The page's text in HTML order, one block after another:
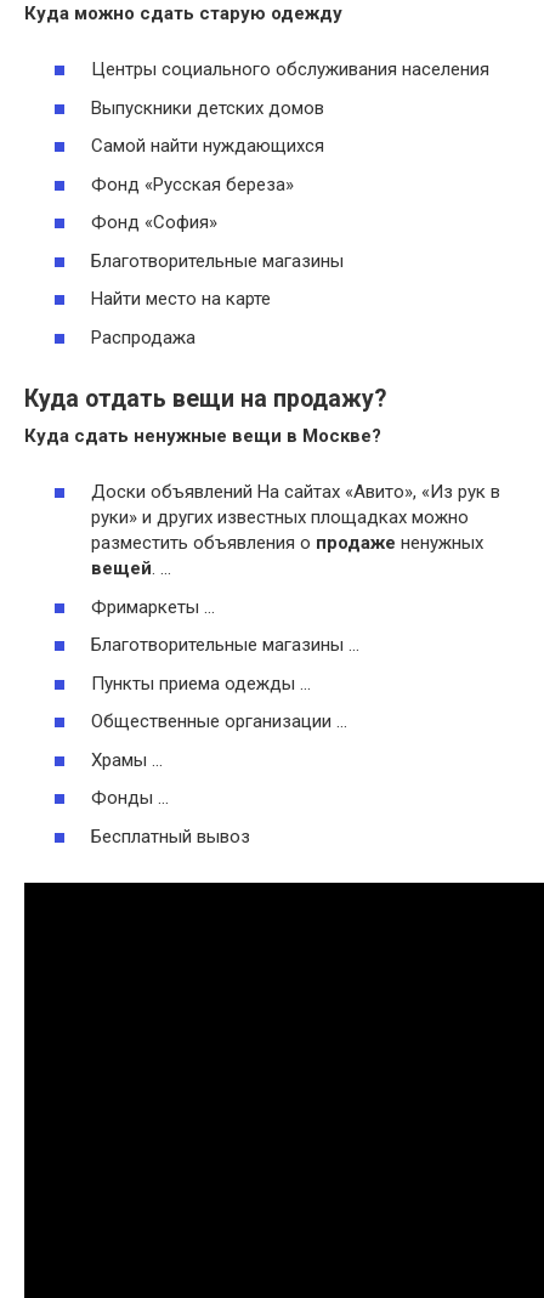
Куда можно сдать старую одежду
Центры социального обслуживания населения
Выпускники детских домов
Самой найти нуждающихся
Фонд «Русская береза»
Фонд «София»
Благотворительные магазины
Найти место на карте
Распродажа
Куда отдать вещи на продажу?
Куда сдать ненужные вещи в Москве?
Доски объявлений На сайтах «Авито», «Из рук в
руки» и других известных площадках можно
разместить объявления о продаже ненужных
вещей. …
Фримаркеты …
Благотворительные магазины …
Пункты приема одежды …
Общественные организации …
Храмы …
Фонды …
Бесплатный вывоз